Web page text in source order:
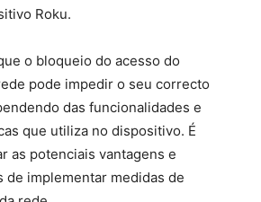
Roku.
o bloqueio do acesso do
pode impedir o seu correcto
das funcionalidades e
que utiliza no dispositivo. É
as potenciais vantagens e
de implementar medidas de